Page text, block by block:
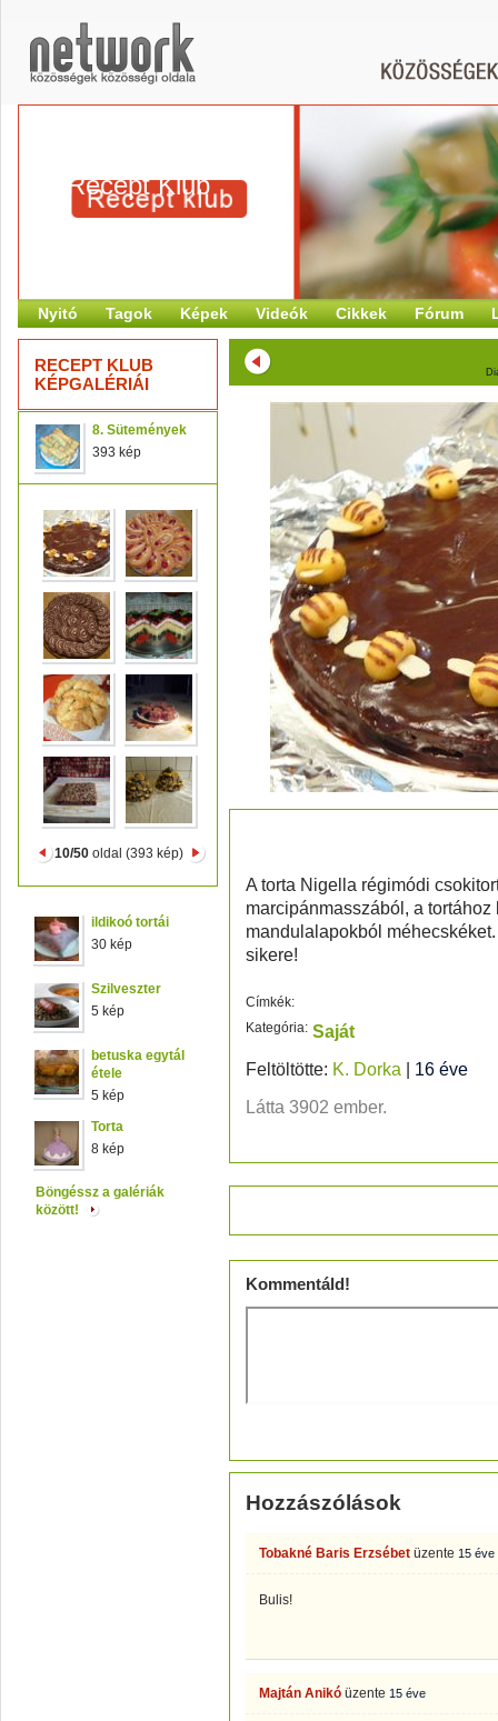
Recept Klub
Nyitó Tagok Képek Videók Cikkek Fórum
RECEPT KLUB
KÉPGALÉRIÁI
8. Sütemények
393 kép
10/50 oldal (393 kép)
ildikoó tortái
30 kép
Szilveszter
5 kép
betuska egytál
étele
5 kép
Torta
8 kép
Böngéssz a galériák
között!
A torta Nigella régimódi
marcipánmasszából, a
mandulalapokból
sikere!
Címkék:
Kategória: Saját
Feltöltötte: K. Dorka
16 éve
Látta 3902 ember.
Kommentáld!
Hozzászólások
Tobakné Baris Erzsébet üzente 15 éve
Bulis!
Majtán Anikó üzente 15 éve